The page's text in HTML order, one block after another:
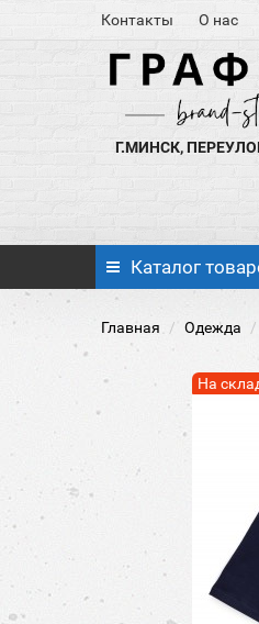
Контакты О нас
Г.МИНСК,
Каталог
Главная Одежда
На